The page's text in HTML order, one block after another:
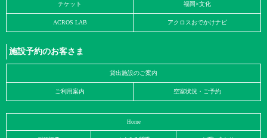
チケット 福岡×文化
ACROS LAB アクロスおでかけナビ
施設予約のお客さま
貸出施設のご案内
ご利用案内 空室状況・ご予約
Home